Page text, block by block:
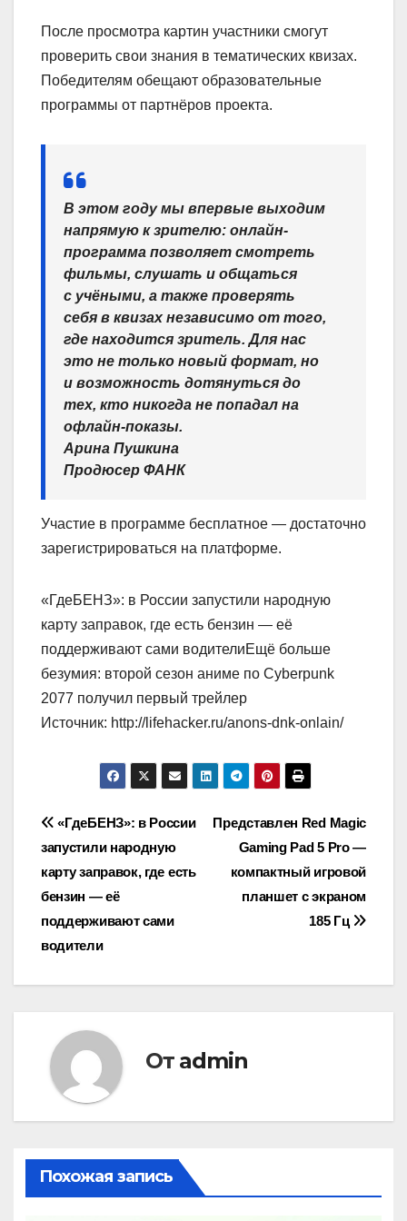
После просмотра картин участники смогут
проверить свои знания в тематических квизах.
Победителям обещают образовательные
программы от партнёров проекта.
В этом году мы впервые выходим
напрямую к зрителю: онлайн-
программа позволяет смотреть
фильмы, слушать и общаться
с учёными, а также проверять
себя в квизах независимо от того,
где находится зритель. Для нас
это не только новый формат, но
и возможность дотянуться до
тех, кто никогда не попадал на
офлайн-показы.
Арина Пушкина
Продюсер ФАНК
Участие в программе бесплатное — достаточно
зарегистрироваться на платформе.
«ГдеБЕНЗ»: в России запустили народную
карту заправок, где есть бензин — её
поддерживают сами водителиЕщё больше
безумия: второй сезон аниме по Cyberpunk
2077 получил первый трейлер
Источник: http://lifehacker.ru/anons-dnk-onlain/
Навигация
по
записям
Представлен Red Magic
Gaming Pad 5 Pro —
компактный игровой
планшет с экраном
185 Гц
«ГдеБЕНЗ»: в России
запустили народную
карту заправок, где есть
бензин — её
поддерживают сами
водители
От admin
Похожая запись